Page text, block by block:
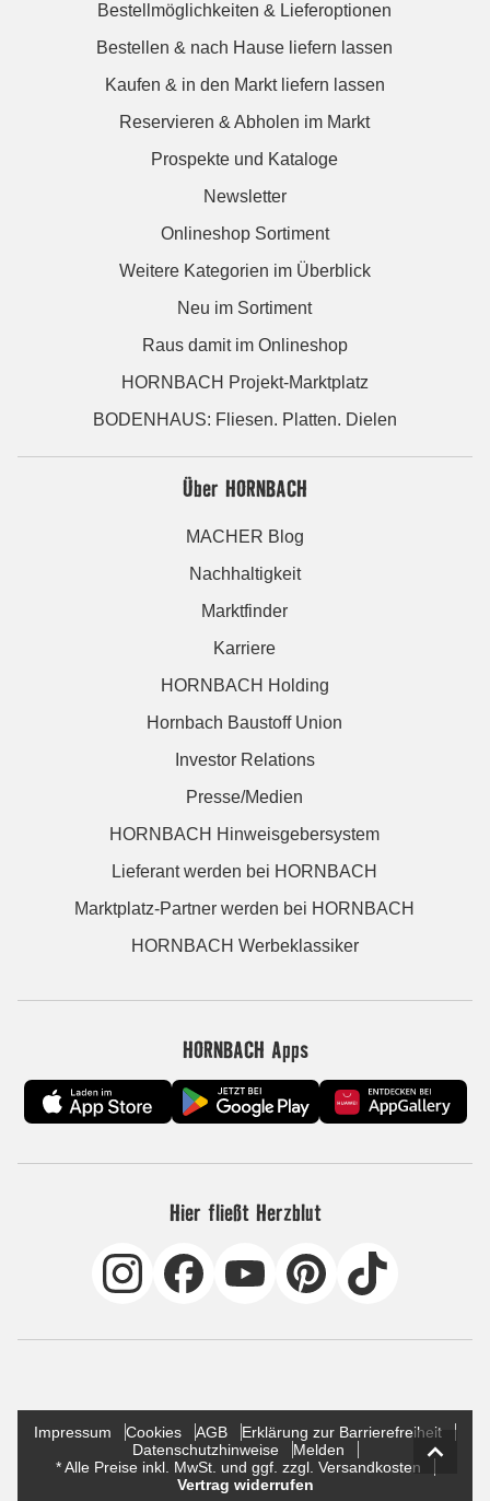
Bestellmöglichkeiten & Lieferoptionen
Bestellen & nach Hause liefern lassen
Kaufen & in den Markt liefern lassen
Reservieren & Abholen im Markt
Prospekte und Kataloge
Newsletter
Onlineshop Sortiment
Weitere Kategorien im Überblick
Neu im Sortiment
Raus damit im Onlineshop
HORNBACH Projekt-Marktplatz
BODENHAUS: Fliesen. Platten. Dielen
Über HORNBACH
MACHER Blog
Nachhaltigkeit
Marktfinder
Karriere
HORNBACH Holding
Hornbach Baustoff Union
Investor Relations
Presse/Medien
HORNBACH Hinweisgebersystem
Lieferant werden bei HORNBACH
Marktplatz-Partner werden bei HORNBACH
HORNBACH Werbeklassiker
HORNBACH Apps
Hier fließt Herzblut
Impressum Cookies AGB
Erklärung zur Barrierefreiheit
Datenschutzhinweise
Melden
* Alle Preise inkl. MwSt. und ggf. zzgl. Versandkosten
Vertrag widerrufen